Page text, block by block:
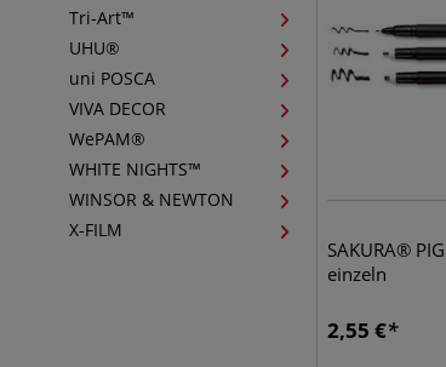
Tri-Art™
UHU®
uni POSCA
VIVA DECOR
WePAM®
WHITE NIGHTS™
WINSOR & NEWTON
X-FILM
SAKURA®
einzeln
2,55 €